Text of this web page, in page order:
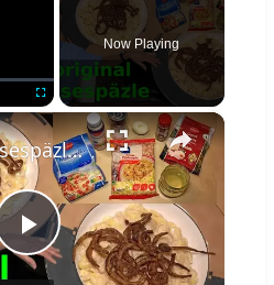
Fullscreen
Now Playing
×
Play
original Käsespäzle aus Bayern selber zubereiten